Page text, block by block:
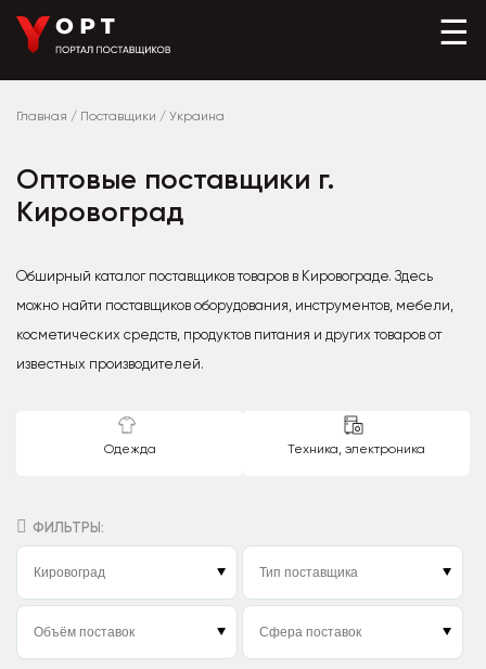
☰
Главная / Поставщики / Украина
Оптовые поставщики г.
Кировоград
Обширный каталог поставщиков товаров в Кировограде. Здесь
можно найти поставщиков оборудования, инструментов, мебели,
косметических средств, продуктов питания и других товаров от
известных производителей.
Одежда Техника, электроника
ФИЛЬТРЫ: